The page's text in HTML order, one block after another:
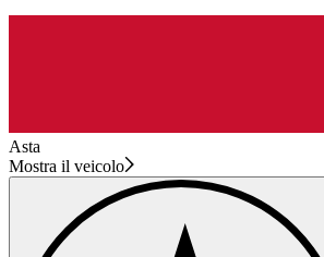
Asta
Mostra il veicolo